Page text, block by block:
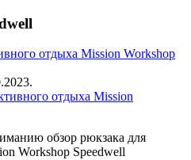
отдыха Mission Workshop
обзор рюкзака для
Workshop Speedwell